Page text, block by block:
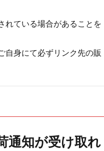
れている場合があることを
自身にて必ずリンク先の販
通知が受け取れ